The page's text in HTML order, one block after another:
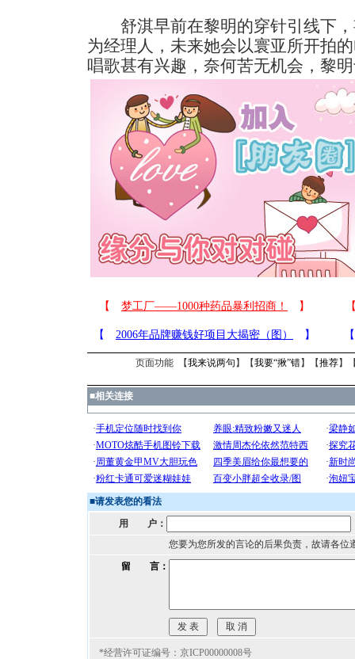
舒淇早前在黎明的穿针引线下，
为经理人，未来她会以寰亚所开拍
唱歌甚有兴趣，奈何苦无机会，黎
页面功能 【我来说两句 】【我要“揪”错】【推荐】
■相关连接
■请发表您的看法
用 户：
您要为您所发的言论的后果负责，故请各位
留 言：
*经营许可证编号：京ICP00000008号